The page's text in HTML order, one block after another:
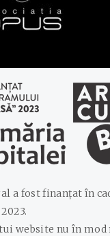
a fost finanțat în
website nu în mod